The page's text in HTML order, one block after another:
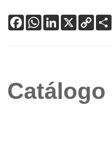
FacebookWhatsApp
LinkedIn
X Copy
Link
Catálogo